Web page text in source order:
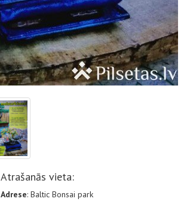
Atrašanās vieta:
Adrese: Baltic Bonsai park